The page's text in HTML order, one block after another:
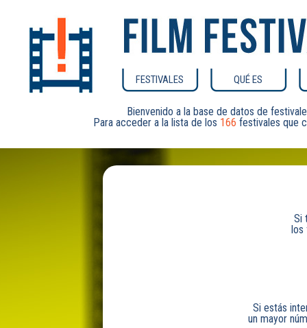
FESTIVALES QUÉ ES
Bienvenido a la base de datos de
Para acceder a la lista de los 166 festivales que
Si
los
Si estás
un mayor